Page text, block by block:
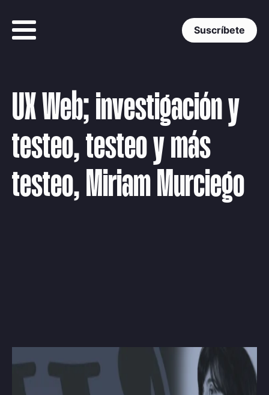
Suscríbete
UX Web; investigación y
testeo, testeo y más
testeo, Miriam Murciego